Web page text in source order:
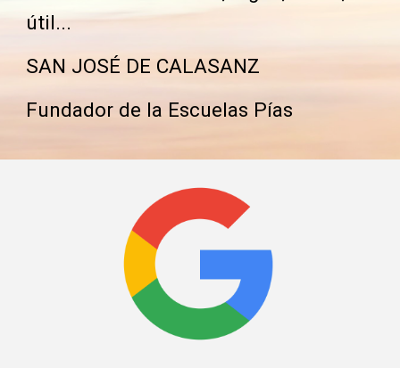
útil...
SAN JOSÉ DE CALASANZ
Fundador de la Escuelas Pías